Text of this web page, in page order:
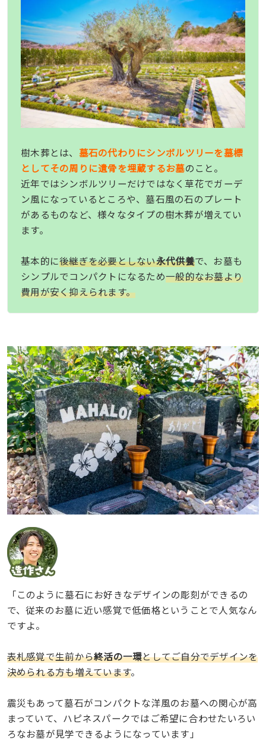
樹木葬とは、 墓石の代わりにシンボルツリーを墓標
としてその周りに遺骨を埋蔵するお墓のこと。
近年ではシンボルツリーだけではなく草花でガーデ
ン風になっているところや、墓石風の石のプレート
があるものなど、様々なタイプの樹木葬が増えてい
ます。
基本的に後継ぎを必要としない永代供養で、お墓も
シンプルでコンパクトになるため一般的なお墓より
費用が安く抑えられます。
「このように墓石にお好きなデザインの彫刻ができるの
で、従来のお墓に近い感覚で低価格ということで人気なん
ですよ。
表札感覚で生前から終活の一環としてご自分でデザインを
決められる方も増えています。
震災もあって墓石がコンパクトな洋風のお墓への関心が高
まっていて、ハピネスパークではご希望に合わせたいろい
ろなお墓が見学できるようになっています」